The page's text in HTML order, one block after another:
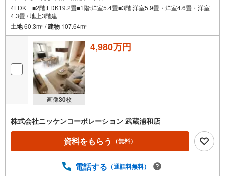
4LDK ■2階:LDK19.2畳■1階:洋室5.4畳■3階:洋室5.9畳・洋室4.6畳・洋室
4.3畳 / 地上3階建
土地60.3m2 /建物 107.64m2
画像30枚
4,980万円
株式会社ニッケンコーポレーション 武蔵浦和店
資料をもらう （無料）
電話する （通話料無料）